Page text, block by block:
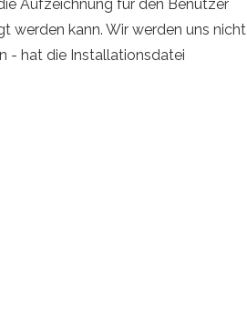
Aufzeichnung für den Benutzer
werden kann. Wir werden uns nicht
- hat die Installationsdatei